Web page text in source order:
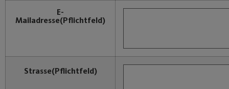
E-
Mailadresse(Pflichtfeld)
Strasse(Pflichtfeld)